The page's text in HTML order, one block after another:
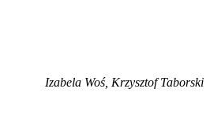
Izabela Woś, Krzysztof Taborski